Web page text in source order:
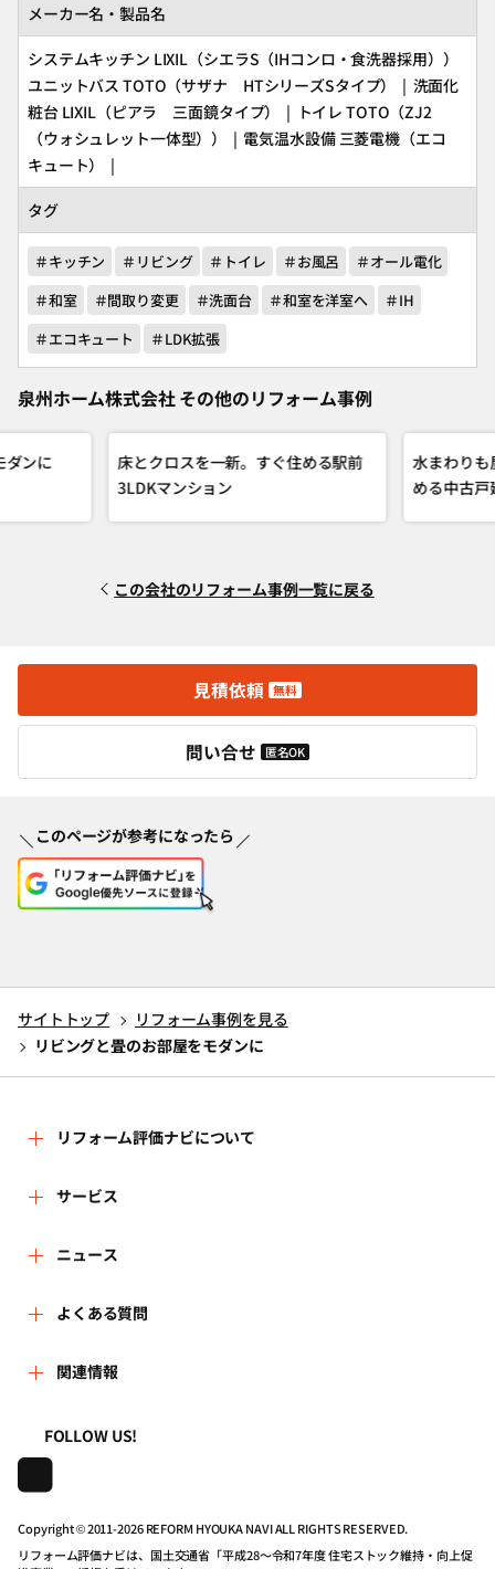
メーカー名・製品名
システムキッチン LIXIL （シエラS（IHコンロ・食洗器採用））
ユニットバスTOTO （サザナ HTシリーズSタイプ） | 洗面化
粧台 LIXIL（ピアラ 三面鏡タイプ） | トイレ TOTO （ZJ2
（ウォシュレット一体型）） | 電気温水設備 三菱電機（エコ
キュート） |
タグ
＃キッチン ＃リビング ＃トイレ ＃お風呂
＃オール電化
＃和室
＃間取り変更 ＃洗面台 ＃和室を洋室へ
＃IH
＃エコキュート
＃LDK拡張
泉州ホーム株式会社 その他のリフォーム事例
ダンに
床とクロスを一新。すぐ住める駅前
3LDKマンション
水まわりも
める中古戸
この会社のリフォーム事例一覧に戻る
見積依頼 無料
問い合せ 匿名OK
このページが参考になったら
サイトトップ
リフォーム事例を見る
リビングと畳のお部屋をモダンに
リフォーム評価ナビについて
リフォーム評価ナビとは
運営体制
はじめての方へ
事務局へのお問い合せ
地域の相談窓口のみなさまへ
サービス
リフォーム会社を探す
リフォーム事例を見る
リフォームを相談する
リフォームを学ぶ
ニュース
新着情報
講習会・セミナー
連携機関・企業・団体トピックス
よくある質問
よくある質問
利用規約
プライバシーポリシー
動作推奨環境について
関連情報
一般財団法人住まいづくりナビセンター
株式会社日本建築住宅センター
FOLLOW US!
Copyright © 2011-2026 REFORM HYOUKA NAVI ALL RIGHTS RESERVED.
リフォーム評価ナビは、国土交通省「平成28～令和7年度 住宅ストック維持・向上促